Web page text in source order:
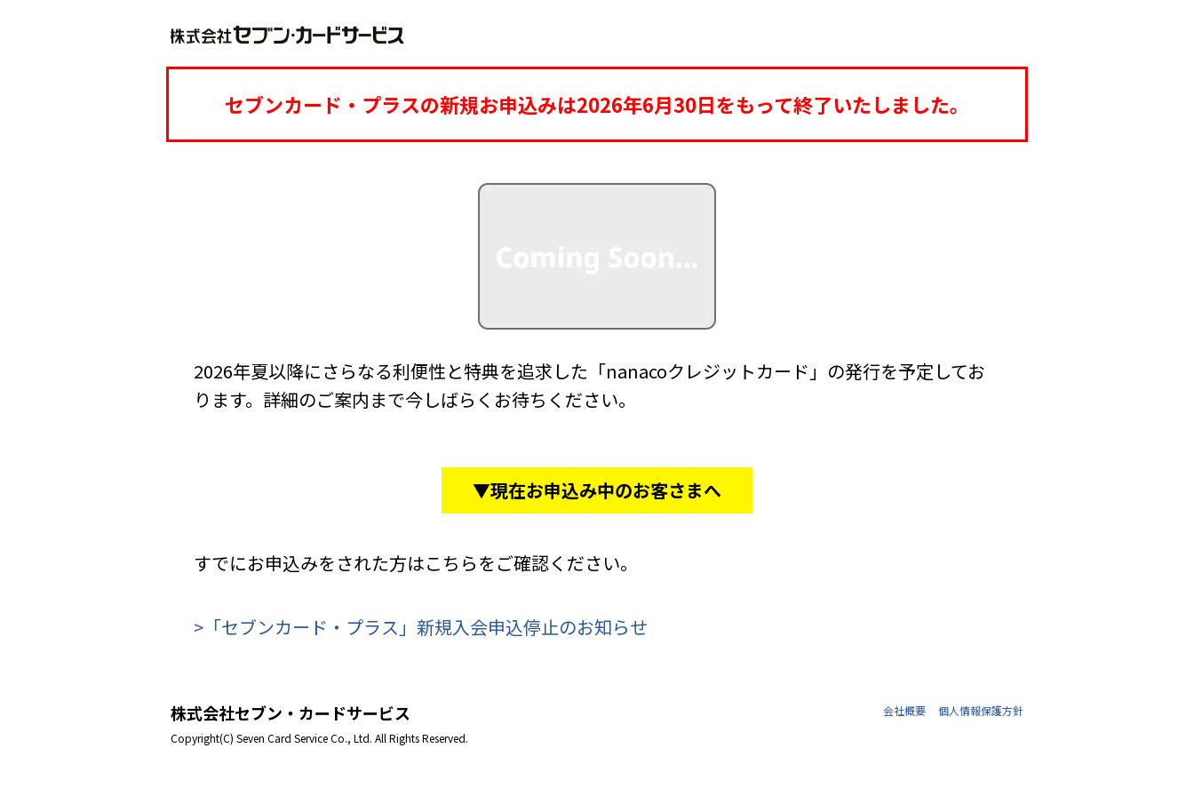
セブンカード・プラスの新規お申込みは2026年6月30日をもって終了いたしました。
2026年夏以降にさらなる利便性と特典を追求した「nanacoクレジットカード」の発行を予定してお
ります。詳細のご案内まで今しばらくお待ちください。
▼現在お申込み中のお客さまへ
すでにお申込みをされた方はこちらをご確認ください。
>「セブンカード・プラス」新規入会申込停止のお知らせ
会社概要 個人情報保護方針
株式会社セブン・カードサービス
Copyright(C) Seven Card Service Co., Ltd. All Rights Reserved.